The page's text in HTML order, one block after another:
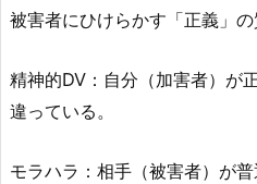
被害者にひけらかす「正義」の
精神的DV：自分（加害者）が
違っている。
モラハラ：相手（被害者）が